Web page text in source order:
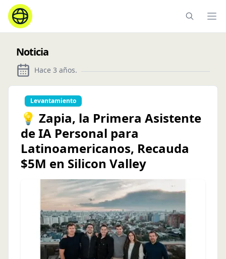
Noticia
Hace 3 años.
Levantamiento
💡 Zapia, la Primera Asistente
de IA Personal para
Latinoamericanos, Recauda
$5M en Silicon Valley